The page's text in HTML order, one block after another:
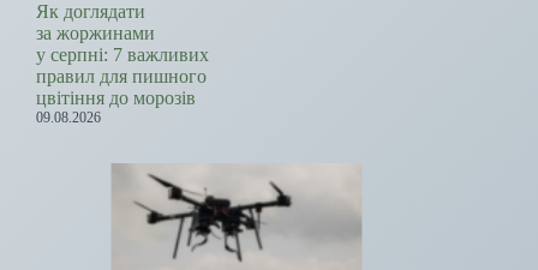
Як доглядати
за жоржинами
у серпні: 7 важливих
правил для пишного
цвітіння до морозів
09.08.2026